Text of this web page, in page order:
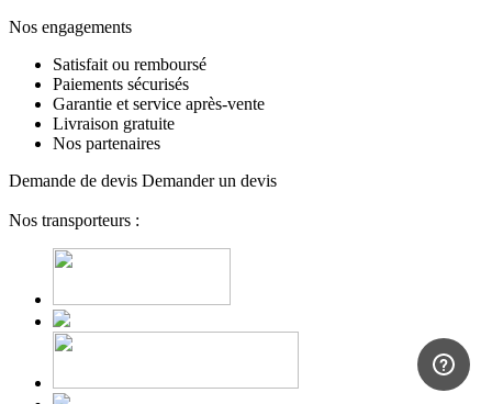
Nos engagements
Satisfait ou remboursé
Paiements sécurisés
Garantie et service après-vente
Livraison gratuite
Nos partenaires
Demande de devis Demander un devis
Nos transporteurs :